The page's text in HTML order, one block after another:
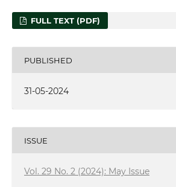
FULL TEXT (PDF)
PUBLISHED
31-05-2024
ISSUE
Vol. 29 No. 2 (2024): May Issue